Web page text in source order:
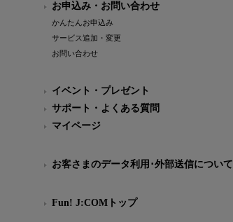
お申込み・お問い合わせ
かんたんお申込み
サービス追加・変更
お問い合わせ
イベント・プレゼント
サポート・よくある質問
マイページ
お客さまのデータ利用･外部送信について
Fun! J:COMトップ